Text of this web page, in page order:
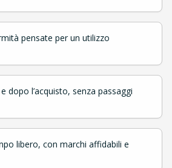
pensate per un utilizzo
dopo l’acquisto, senza passaggi
libero, con marchi affidabili e